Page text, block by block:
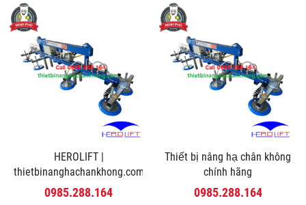
HEROLIFT |
thietbinanghachankhong.com
0985.288.164
Thiết bị nâng hạ chân không
chính hãng
0985.288.164